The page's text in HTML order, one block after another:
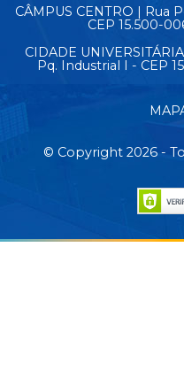
CÂMPUS CENTRO | Rua
CEP 15.500-
CIDADE
Pq. Industrial I - CEP
© Copyright 2026 -